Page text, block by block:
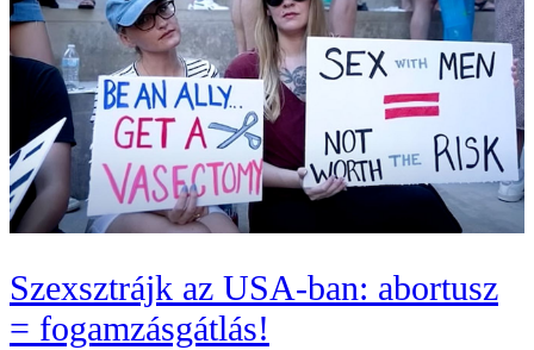
Szexsztrájk az USA-ban: abortusz
= fogamzásgátlás!